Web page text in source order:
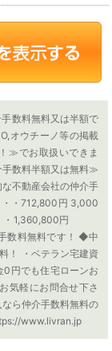
数料無料又は半額で
オウチーノ等の掲載
≫でお取扱いできま
数料半額又は無料≫
不動産会社の仲介手
・712,800円 3,000
・・1,360,800円
数料無料です！ ◆中
！ ・ベテラン宅建資
0円でも住宅ローンお
気軽にお問合せ下さ
ら仲介手数料無料の
www.livran.jp